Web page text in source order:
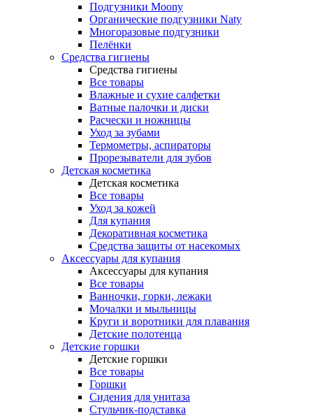
Подгузники Moony
Органические подгузники Naty
Многоразовые подгузники
Пелёнки
Средства гигиены
Средства гигиены
Все товары
Влажные и сухие салфетки
Ватные палочки и диски
Расчески и ножницы
Уход за зубами
Термометры, аспираторы
Прорезыватели для зубов
Детская косметика
Детская косметика
Все товары
Уход за кожей
Для купания
Декоративная косметика
Средства защиты от насекомых
Аксессуары для купания
Аксессуары для купания
Все товары
Ванночки, горки, лежаки
Мочалки и мыльницы
Круги и воротники для плавания
Детские полотенца
Детские горшки
Детские горшки
Все товары
Горшки
Сидения для унитаза
Стульчик-подставка